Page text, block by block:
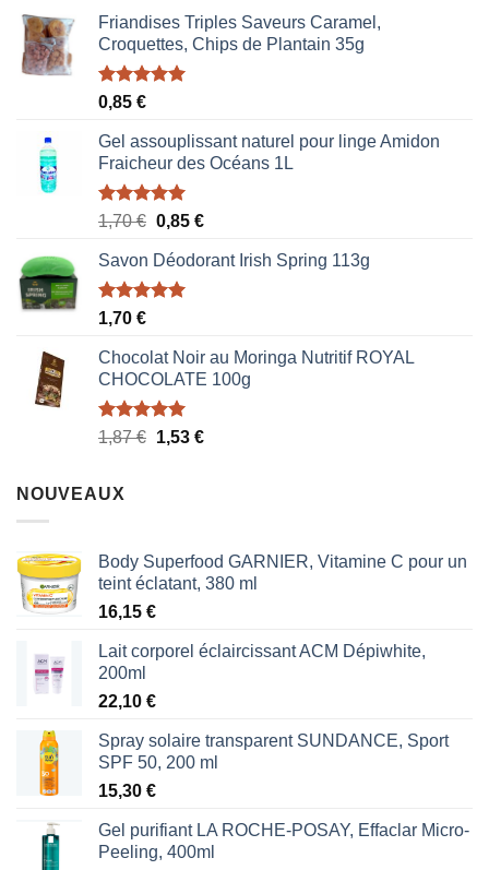
Friandises Triples Saveurs Caramel,
Croquettes, Chips de Plantain 35g
Note5.00
0,85 €
Gel assouplissant naturel pour linge Amidon
Fraicheur des Océans 1L
Note5.00
1,70€ Le
initial
était :
0,85 €Le
actuel
Savon Déodorant Irish Spring 113g
Note5.00
1,70 €
Chocolat Noir au Moringa Nutritif ROYAL
CHOCOLATE 100g
Note5.00
1,87€ Le
1,53 €Le
NOUVEAUX
Body Superfood GARNIER, Vitamine C pour un
teint éclatant, 380 ml
16,15 €
Lait corporel éclaircissant ACM Dépiwhite,
200ml
22,10 €
Spray solaire transparent SUNDANCE, Sport
SPF 50, 200 ml
15,30 €
Gel purifiant LA ROCHE-POSAY, Effaclar Micro-
Peeling, 400ml